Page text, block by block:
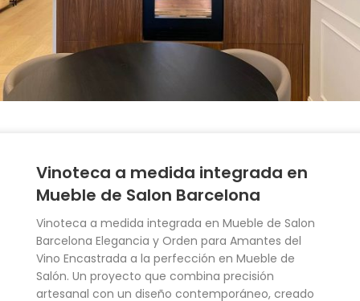
Vinoteca a medida integrada en
Mueble de Salon Barcelona
Vinoteca a medida integrada en Mueble de Salon
Barcelona Elegancia y Orden para Amantes del
Vino Encastrada a la perfección en Mueble de
Salón. Un proyecto que combina precisión
artesanal con un diseño contemporáneo, creado